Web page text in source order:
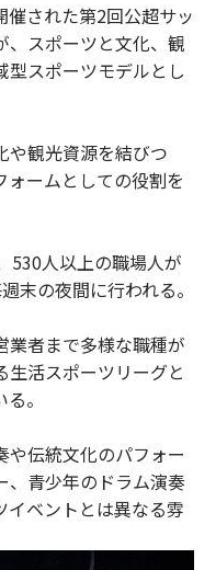
された第2回公超サッ
、スポーツと文化、観
型スポーツモデルとし
や観光資源を結びつ
ォームとしての役割を
530人以上の職場人が
末の夜間に行われる。
業者まで多様な職種が
活スポーツリーグと
。
や伝統文化のパフォー
、青少年のドラム演奏
イベントとは異なる雰